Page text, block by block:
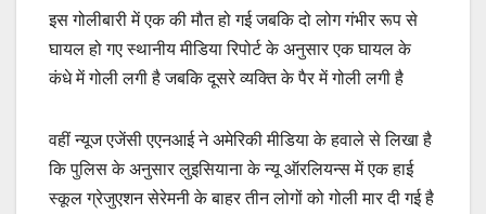
इस गोलीबारी में एक की मौत हो गई जबकि दो लोग गंभीर रूप से
घायल हो गए स्थानीय मीडिया रिपोर्ट के अनुसार एक घायल के
कंधे में गोली लगी है जबकि दूसरे व्यक्ति के पैर में गोली लगी है
वहीं न्यूज एजेंसी एएनआई ने अमेरिकी मीडिया के हवाले से लिखा है
कि पुलिस के अनुसार लुइसियाना के न्यू ऑरलियन्स में एक हाई
स्कूल ग्रेजुएशन सेरेमनी के बाहर तीन लोगों को गोली मार दी गई है